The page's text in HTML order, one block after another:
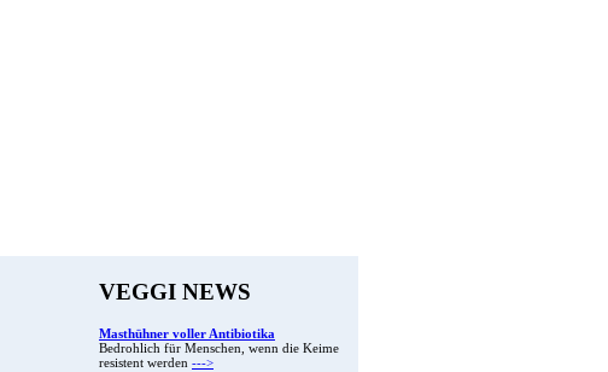
VEGGI NEWS
Masthühner voller Antibiotika
Bedrohlich für Menschen, wenn die Keime
resistent werden --->